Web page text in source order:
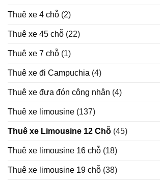
Thuê xe 4 chỗ (2)
Thuê xe 45 chỗ (22)
Thuê xe 7 chỗ (1)
Thuê xe đi Campuchia (4)
Thuê xe đưa đón công nhân (4)
Thuê xe limousine (137)
Thuê xe Limousine 12 Chỗ (45)
Thuê xe limousine 16 chỗ (18)
Thuê xe limousine 19 chỗ (38)